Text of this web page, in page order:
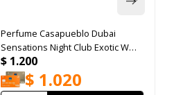
Perfume Casapueblo Dubai
Sensations Night Club Exotic W
EDP100ml
$ 1.200
$ 1.020